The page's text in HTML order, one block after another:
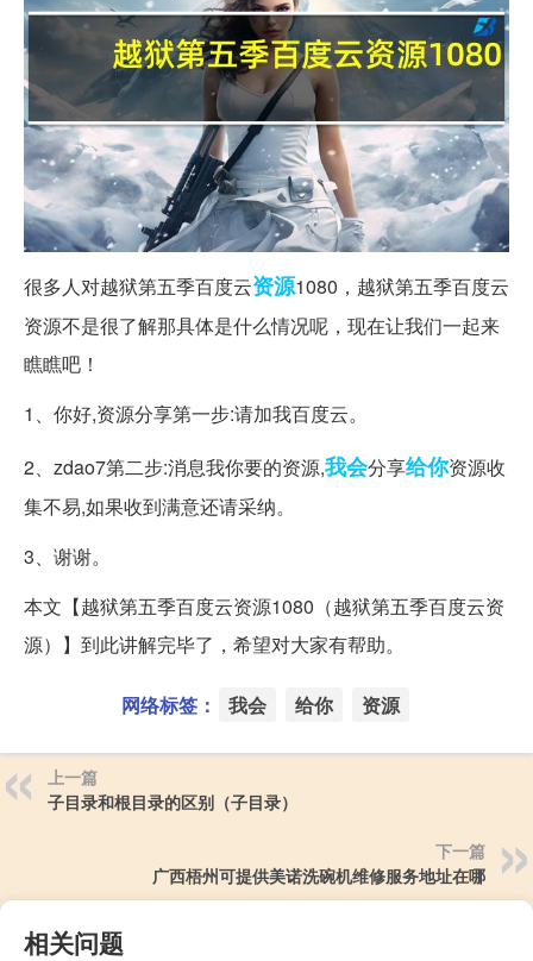
很多人对越狱第五季百度云资源1080，越狱第五季百度云
资源不是很了解那具体是什么情况呢，现在让我们一起来
瞧瞧吧！
1、你好,资源分享第一步:请加我百度云。
2、zdao7第二步:消息我你要的资源,我会分享给你资源收
集不易,如果收到满意还请采纳。
3、谢谢。
本文【越狱第五季百度云资源1080（越狱第五季百度云资
源）】到此讲解完毕了，希望对大家有帮助。
网络标签： 我会 给你 资源
上一篇
子目录和根目录的区别（子目录）
下一篇
广西梧州可提供美诺洗碗机维修服务地址在哪
相关问题